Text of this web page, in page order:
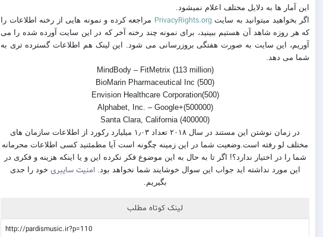
این آمار ها به دلایل مختلف اعلام نمیشود.
اگر بخواهید میتوانید به سایت PrivacyRights.org مراجعه کرده و نمونه هایی از رخنه اطلاعات را
که هر روزه شاهد آن هستیم ببینید، برای نمونه چند رخنه آخر که در این سایت آورده شده را می
آوریم، این سایت به صورت هفتگی بروزرسانی می شود. این لینک هم اطلاعات گسترده تری به
شما می دهد.
MindBody – FitMetrix (113 million)
BioMarin Pharmaceutical Inc (500)
Envision Healthcare Corporation(500)
Alphabet, Inc. – Google+(500000)
Santa Clara, California (400000)
در زمان نوشتن این مستند در سال ۲۰۱۸ تعداد ۱٫۰۳ میلیارد رکورد از اطلاعات سازمان های
مختلف لو رفته است.وضعیت شما در این زمینه چگونه است آیا مطمئنید کسی اطلاعات محرمانه
شما را در اختیار ندارد؟! اگر تا به حال به این موضوع فکر نکرده این و یا اینکه هزینه و فکری در
این مورد نداشته اید جواب این سوال خوشایند شما نخواهد بود. امنیت سایبری خود را جدی
بگیریم.
لینک کوتاه مطلب